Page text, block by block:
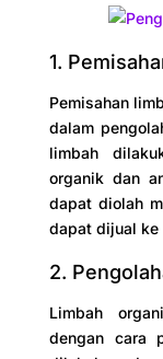
1.
Pemisahan
dalam
limbah
organik dan
dapat diolah
dapat dijual ke
2.
Limbah
dengan cara